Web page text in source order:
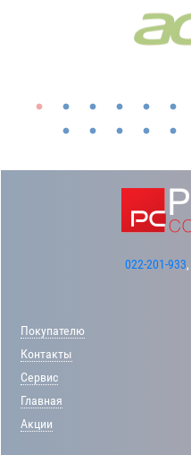
022-201-933,
Покупателю
Контакты
Сервис
Главная
Акции